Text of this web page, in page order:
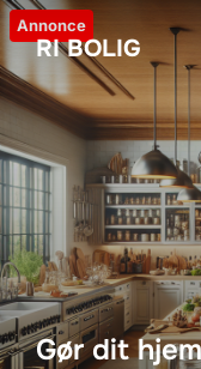
Videre
til
indhold
RI BOLIG
Annonce
Gør dit